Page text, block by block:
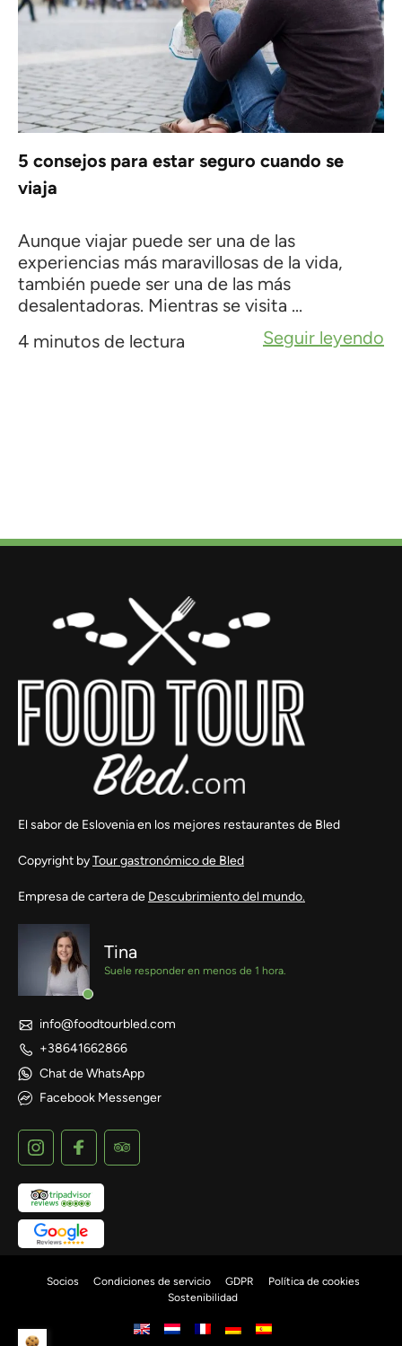
5 consejos para estar seguro cuando se
viaja
Aunque viajar puede ser una de las
experiencias más maravillosas de la vida,
también puede ser una de las más
desalentadoras. Mientras se visita ...
4 minutos de lectura
Seguir leyendo
El sabor de Eslovenia en los mejores restaurantes de Bled
Copyright byTour gastronómico de Bled
Empresa de cartera de Descubrimiento del mundo.
Tina
Suele responder en menos de 1 hora.
info@foodtourbled.com
+38641662866
Chat de WhatsApp
Facebook Messenger
Socios Condiciones de servicio GDPR
Política de cookies
Sostenibilidad